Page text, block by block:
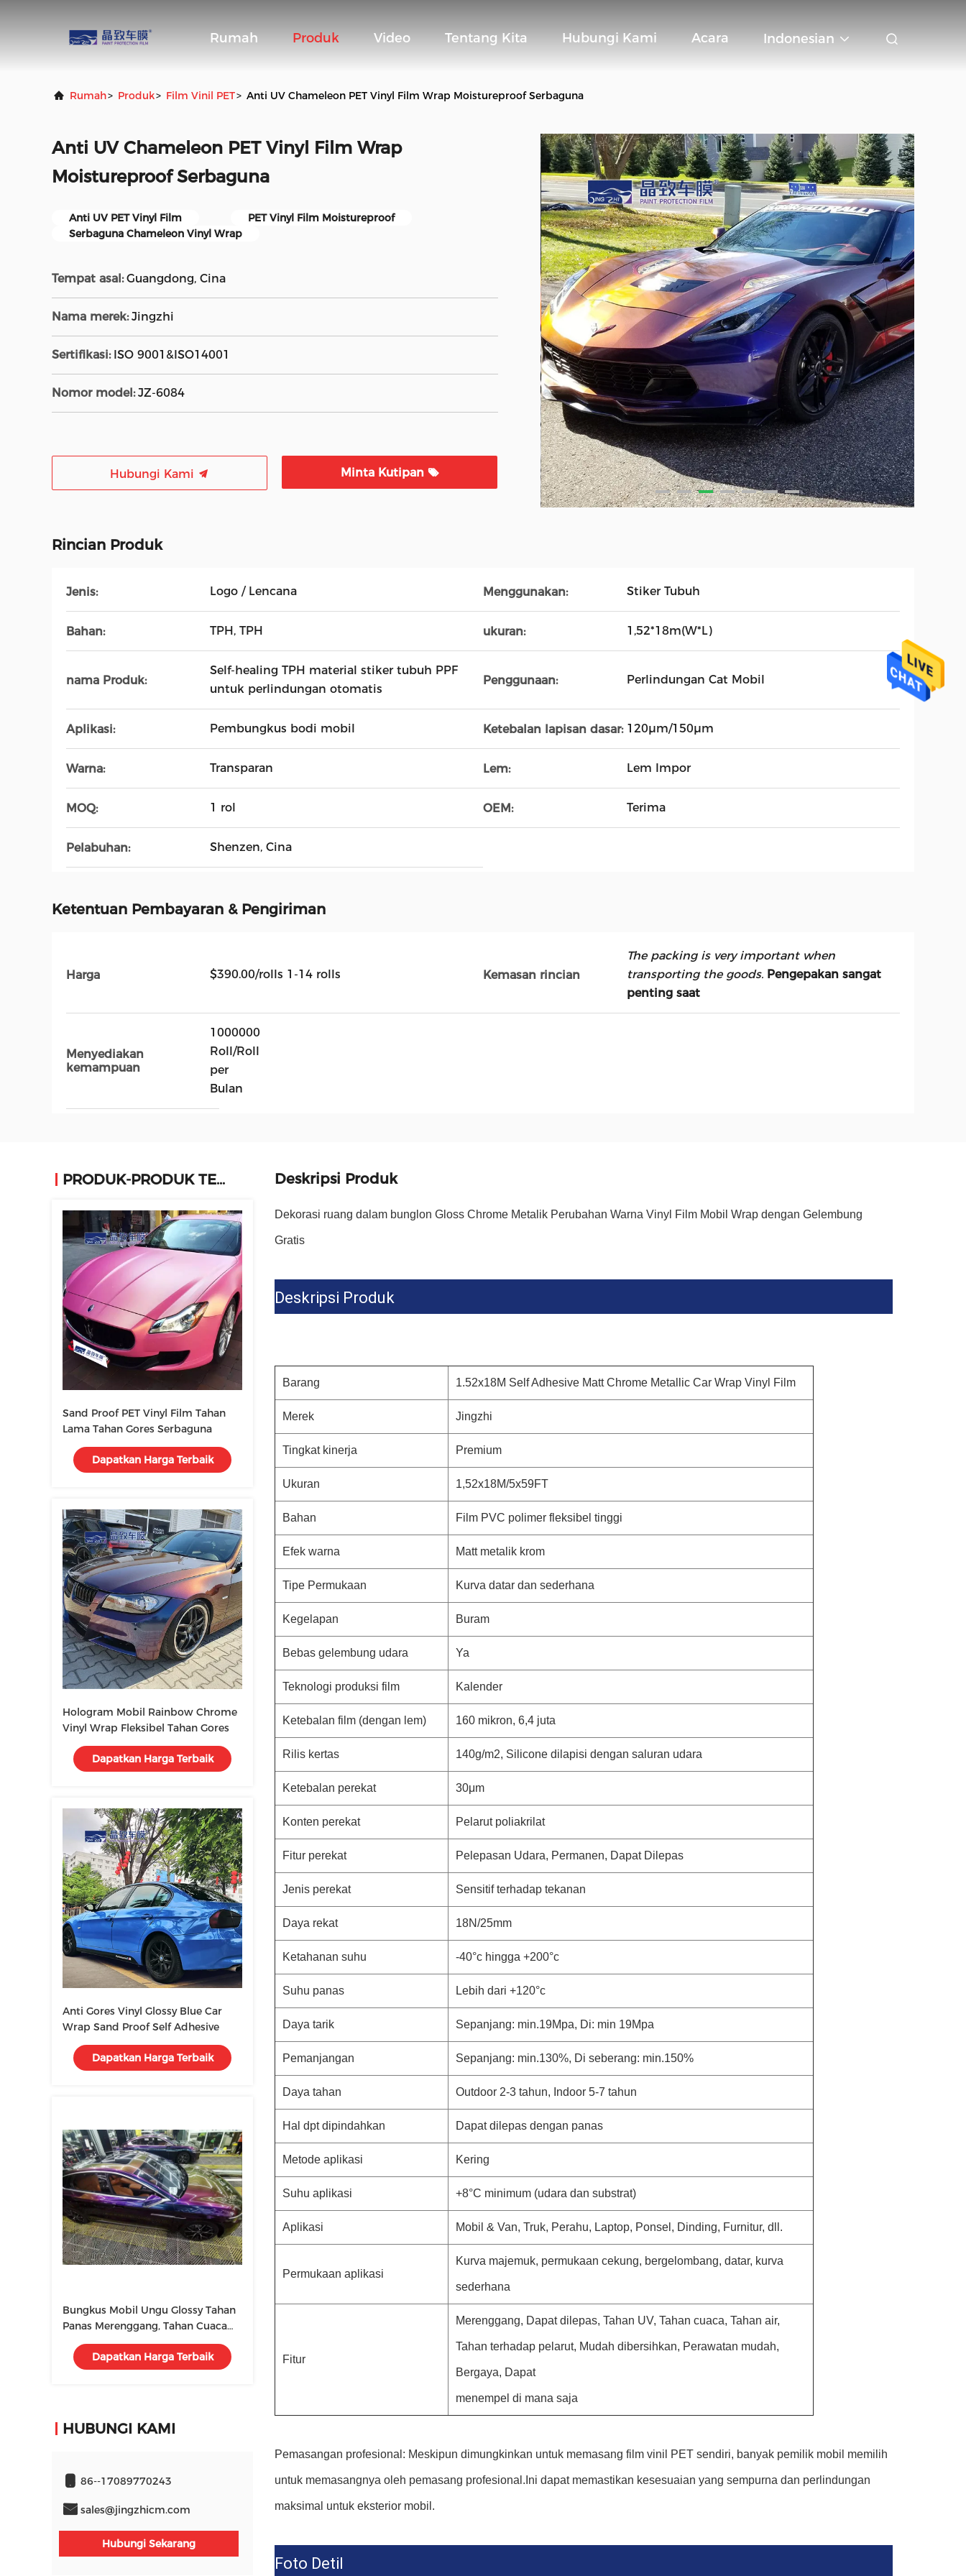
Rumah Produk Video Tentang Kita Hubungi Kami Acara Indonesian
Rumah> Produk> Film Vinil PET> Anti UV Chameleon PET Vinyl Film Wrap Moistureproof Serbaguna
Anti UV Chameleon PET Vinyl Film Wrap
Moistureproof Serbaguna
Anti UV PET Vinyl Film
PET Vinyl Film Moistureproof
Serbaguna Chameleon Vinyl Wrap
Tempat asal: Guangdong, Cina
Nama merek: Jingzhi
Sertifikasi: ISO 9001&ISO14001
Nomor model: JZ-6084
Hubungi Kami Minta Kutipan
Rincian Produk
Jenis: Logo / Lencana Menggunakan: Stiker Tubuh
Bahan: TPH, TPH ukuran: 1,52*18m(W*L)
nama Produk:
Self-healing TPH material stiker tubuh PPF
untuk perlindungan otomatis
Penggunaan: Perlindungan Cat Mobil
Aplikasi: Pembungkus bodi mobil Ketebalan lapisan dasar: 120μm/150μm
Warna: Transparan Lem: Lem Impor
MOQ: 1 rol OEM: Terima
Pelabuhan: Shenzen, Cina
Ketentuan Pembayaran & Pengiriman
Harga $390.00/rolls 1-14 rolls Kemasan rincian
The packing is very important when
transporting the goods. Pengepakan sangat
penting saat
Menyediakan
kemampuan
1000000
Roll/Roll
per
Bulan
PRODUK-PRODUK TERKAIT
Sand Proof PET Vinyl Film Tahan
Lama Tahan Gores Serbaguna
Dapatkan Harga Terbaik
Hologram Mobil Rainbow Chrome
Vinyl Wrap Fleksibel Tahan Gores
Dapatkan Harga Terbaik
Anti Gores Vinyl Glossy Blue Car
Wrap Sand Proof Self Adhesive
Dapatkan Harga Terbaik
Bungkus Mobil Ungu Glossy Tahan
Panas Merenggang, Tahan Cuaca
Chrome Rainbow Vinyl
Dapatkan Harga Terbaik
HUBUNGI KAMI
86--17089770243
sales@jingzhicm.com
Hubungi Sekarang
Deskripsi Produk
Dekorasi ruang dalam bunglon Gloss Chrome Metalik Perubahan Warna Vinyl Film Mobil Wrap dengan Gelembung
Gratis
Deskripsi Produk
Barang 1.52x18M Self Adhesive Matt Chrome Metallic Car Wrap Vinyl Film
Merek Jingzhi
Tingkat kinerja Premium
Ukuran 1,52x18M/5x59FT
Bahan Film PVC polimer fleksibel tinggi
Efek warna Matt metalik krom
Tipe Permukaan Kurva datar dan sederhana
Kegelapan Buram
Bebas gelembung udara Ya
Teknologi produksi film Kalender
Ketebalan film (dengan lem) 160 mikron, 6,4 juta
Rilis kertas 140g/m2, Silicone dilapisi dengan saluran udara
Ketebalan perekat 30μm
Konten perekat Pelarut poliakrilat
Fitur perekat Pelepasan Udara, Permanen, Dapat Dilepas
Jenis perekat Sensitif terhadap tekanan
Daya rekat 18N/25mm
Ketahanan suhu -40°c hingga +200°c
Suhu panas Lebih dari +120°c
Daya tarik Sepanjang: min.19Mpa, Di: min 19Mpa
Pemanjangan Sepanjang: min.130%, Di seberang: min.150%
Daya tahan Outdoor 2-3 tahun, Indoor 5-7 tahun
Hal dpt dipindahkan Dapat dilepas dengan panas
Metode aplikasi Kering
Suhu aplikasi +8°C minimum (udara dan substrat)
Aplikasi Mobil & Van, Truk, Perahu, Laptop, Ponsel, Dinding, Furnitur, dll.
Permukaan aplikasi
Kurva majemuk, permukaan cekung, bergelombang, datar, kurva
sederhana
Fitur
Merenggang, Dapat dilepas, Tahan UV, Tahan cuaca, Tahan air,
Tahan terhadap pelarut, Mudah dibersihkan, Perawatan mudah,
Bergaya, Dapat
menempel di mana saja
Pemasangan profesional: Meskipun dimungkinkan untuk memasang film vinil PET sendiri, banyak pemilik mobil memilih
untuk memasangnya oleh pemasang profesional.Ini dapat memastikan kesesuaian yang sempurna dan perlindungan
maksimal untuk eksterior mobil.
Foto Detil